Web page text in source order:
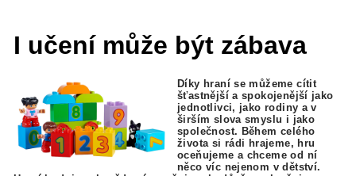
I učení může být zábava
Díky hraní se můžeme cítit
šťastnější a spokojenější jako
jednotlivci, jako rodiny a v
širším slova smyslu i jako
společnost. Během celého
života si rádi hrajeme, hru
oceňujeme a chceme od ní
něco víc nejenom v dětství.